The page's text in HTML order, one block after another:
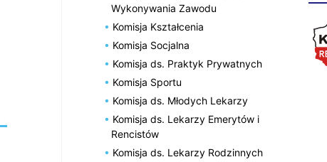
Wykonywania Zawodu
Komisja Kształcenia
Komisja Socjalna
Komisja ds. Praktyk Prywatnych
Komisja Sportu
Komisja ds. Młodych Lekarzy
Komisja ds. Lekarzy Emerytów i
Rencistów
Komisja ds. Lekarzy Rodzinnych